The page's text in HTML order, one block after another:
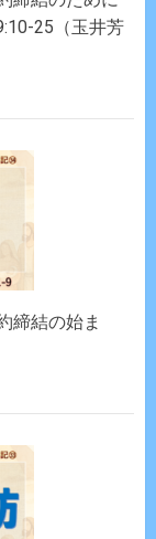
25（玉井芳
締結の始ま